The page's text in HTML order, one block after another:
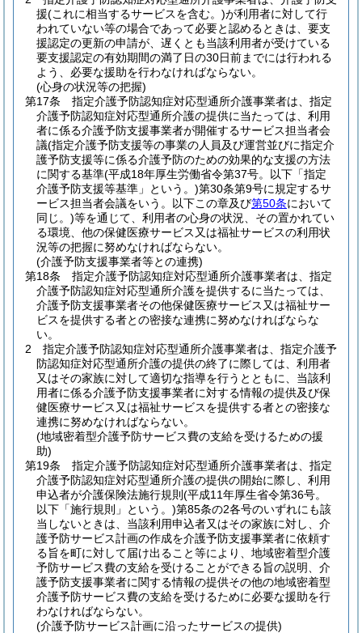
援(これに相当するサービスを含む。)が利用者に対して行
われていない等の場合であって必要と認めるときは、要支
援認定の更新の申請が、遅くとも当該利用者が受けている
要支援認定の有効期間の満了日の30日前までには行われる
よう、必要な援助を行わなければならない。
(心身の状況等の把握)
第17条
指定介護予防認知症対応型通所介護事業者は、指定
介護予防認知症対応型通所介護の提供に当たっては、利用
者に係る介護予防支援事業者が開催するサービス担当者会
議(指定介護予防支援等の事業の人員及び運営並びに指定介
護予防支援等に係る介護予防のための効果的な支援の方法
に関する基準(平成18年厚生労働省令第37号。以下「指定
介護予防支援等基準」という。)第30条第9号に規定するサ
ービス担当者会議をいう。以下この章及び第50条において
同じ。)等を通じて、利用者の心身の状況、その置かれてい
る環境、他の保健医療サービス又は福祉サービスの利用状
況等の把握に努めなければならない。
(介護予防支援事業者等との連携)
第18条
指定介護予防認知症対応型通所介護事業者は、指定
介護予防認知症対応型通所介護を提供するに当たっては、
介護予防支援事業者その他保健医療サービス又は福祉サー
ビスを提供する者との密接な連携に努めなければならな
い。
2
指定介護予防認知症対応型通所介護事業者は、指定介護予
防認知症対応型通所介護の提供の終了に際しては、利用者
又はその家族に対して適切な指導を行うとともに、当該利
用者に係る介護予防支援事業者に対する情報の提供及び保
健医療サービス又は福祉サービスを提供する者との密接な
連携に努めなければならない。
(地域密着型介護予防サービス費の支給を受けるための援
助)
第19条
指定介護予防認知症対応型通所介護事業者は、指定
介護予防認知症対応型通所介護の提供の開始に際し、利用
申込者が介護保険法施行規則 (平成11年厚生省令第36号。
以下「施行規則」という。)第85条の2各号のいずれにも該
当しないときは、当該利用申込者又はその家族に対し、介
護予防サービス計画の作成を介護予防支援事業者に依頼す
る旨を町に対して届け出ること等により、地域密着型介護
予防サービス費の支給を受けることができる旨の説明、介
護予防支援事業者に関する情報の提供その他の地域密着型
介護予防サービス費の支給を受けるために必要な援助を行
わなければならない。
(介護予防サービス計画に沿ったサービスの提供)